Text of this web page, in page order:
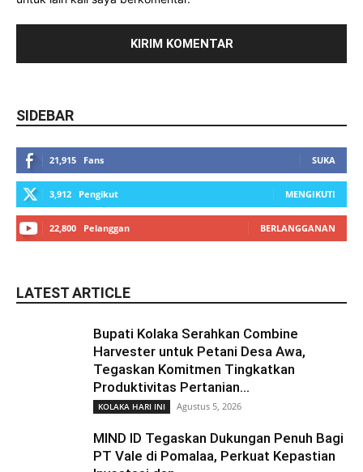
SIDEBAR
21,915 Fans SUKA
3,912 Pengikut MENGIKUTI
22,800 Pelanggan BERLANGGANAN
LATEST ARTICLE
Bupati Kolaka Serahkan Combine
Harvester untuk Petani Desa Awa,
Tegaskan Komitmen Tingkatkan
Produktivitas Pertanian...
KOLAKA HARI INI Agustus 5, 2026
MIND ID Tegaskan Dukungan Penuh Bagi
PT Vale di Pomalaa, Perkuat Kepastian